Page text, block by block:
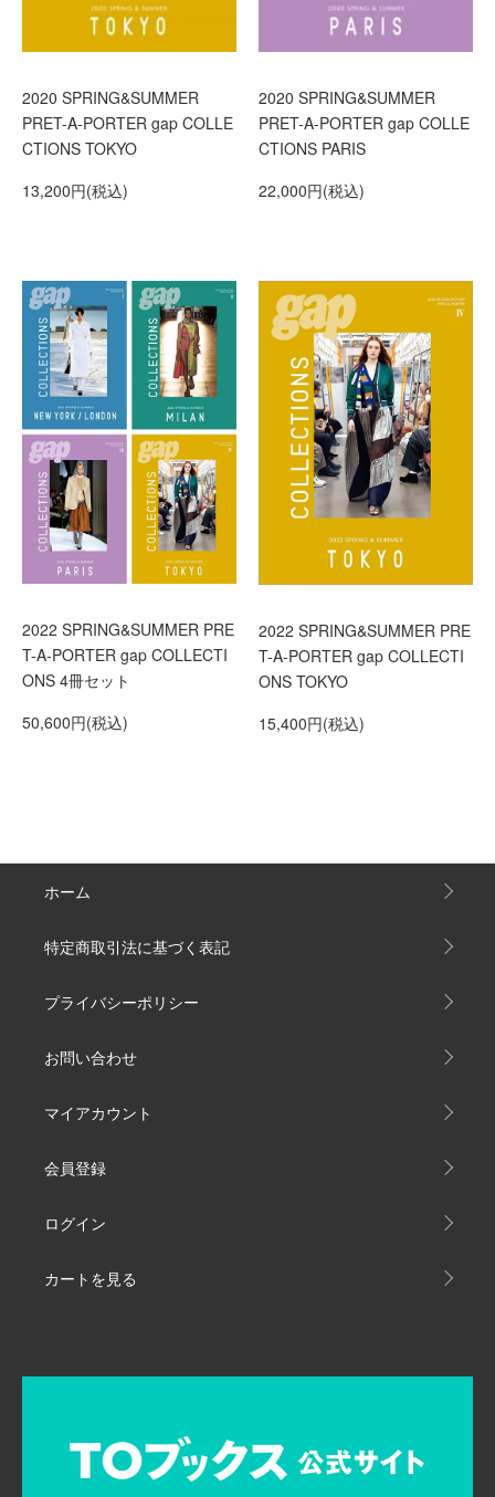
2020 SPRING&SUMMER
PRET-A-PORTER gap COLLE
CTIONS TOKYO
13,200円(税込)
2020 SPRING&SUMMER
PRET-A-PORTER gap COLLE
CTIONS PARIS
22,000円(税込)
2022 SPRING&SUMMER PRE
T-A-PORTER gap COLLECTI
ONS 4冊セット
50,600円(税込)
2022 SPRING&SUMMER PRE
T-A-PORTER gap COLLECTI
ONS TOKYO
15,400円(税込)
ホーム
特定商取引法に基づく表記
プライバシーポリシー
お問い合わせ
マイアカウント
会員登録
ログイン
カートを見る